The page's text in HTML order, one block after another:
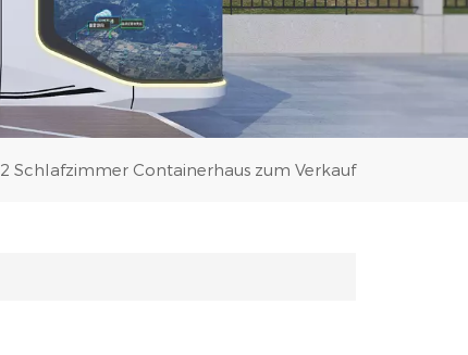
Русский
2 Schlafzimmer Containerhaus zum Verkauf